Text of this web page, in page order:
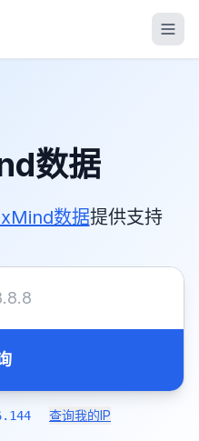
数据
数据提供支持
查询我的IP